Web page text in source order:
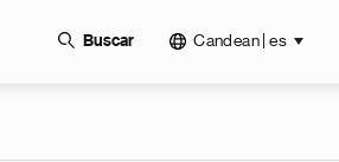
Buscar Candean | es